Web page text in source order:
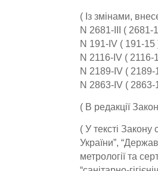
( Із змінами,
N 2681-III ( 2681-
N 191-IV ( 191-15
N 2116-IV ( 2116-
N 2189-IV ( 2189-
N 2863-IV ( 2863-
( В редакції
( У тексті Закону
України”,
метрології та